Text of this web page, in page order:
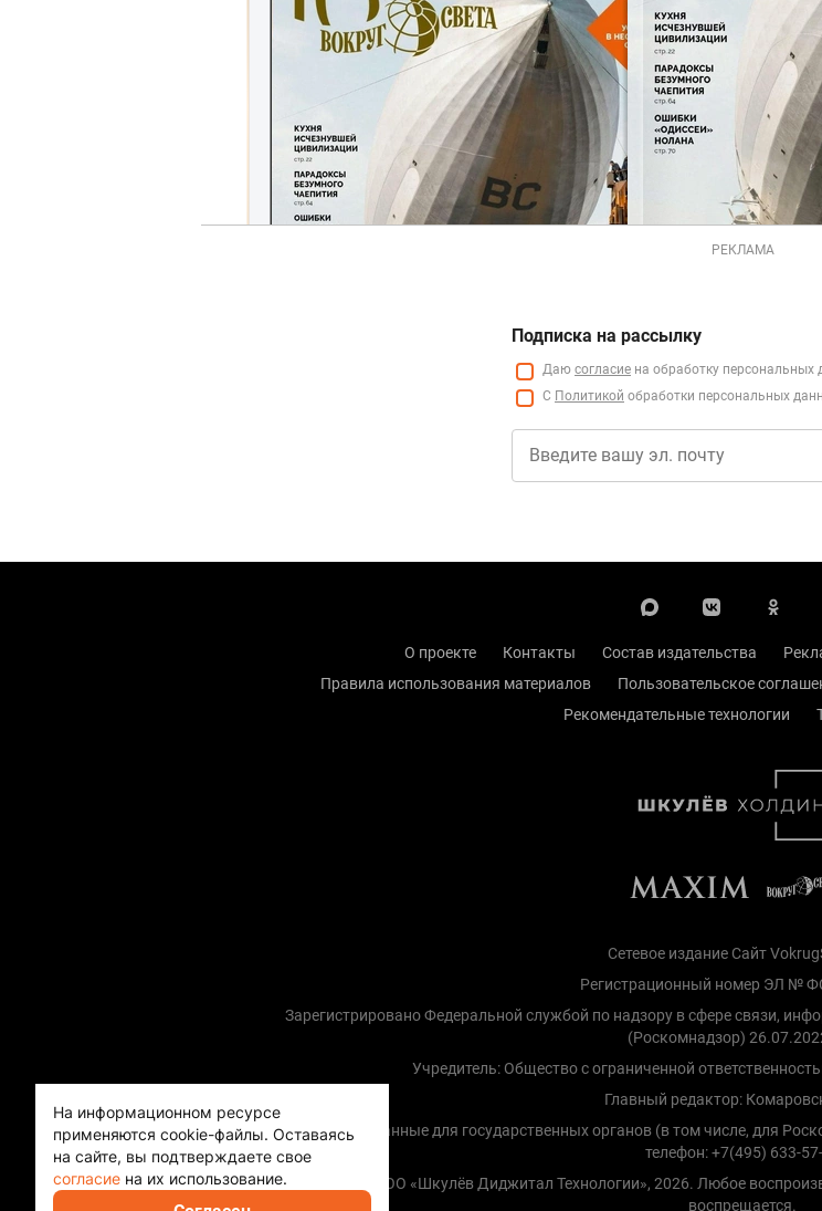
РЕКЛАМА
Подписка на рассылку
Даю согласие на обработку персональных
С Политикой обработки персональных
О проекте Контакты Состав издательства
Правила использования материалов
Пользовательское
Рекомендательные технологии
Сетевое издание Сайт
Регистрационный номер ЭЛ №
Зарегистрировано Федеральной службой по надзору в сфере связи,
(Роскомнадзор)
Учредитель: Общество с ограниченной
Главный редактор:
Контактные данные для государственных органов (в том числе, для
телефон: +7(495) 633-
Copyright (с) ООО «Шкулёв Диджитал Технологии», 2026. Любое
воспрещается.
На информационном ресурсе
применяются cookie-файлы. Оставаясь
на сайте, вы подтверждаете свое
согласие на их использование.